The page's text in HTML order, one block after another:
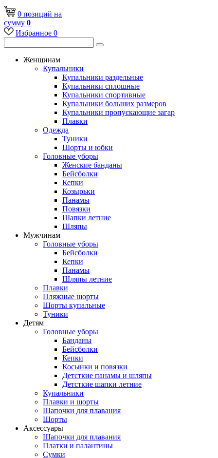
0 позиций на
сумму 0
Избранное 0
Женщинам
Купальники
Купальники раздельные
Купальники сплошные
Купальники спортивные
Купальники больших размеров
Купальники пропускающие загар
Плавки
Одежда
Туники
Шорты и юбки
Головные уборы
Женские банданы
Бейсболки
Кепки
Козырьки
Панамы
Повязки
Шапки летние
Шляпы
Мужчинам
Головные уборы
Бейсболки
Кепки
Панамы
Шляпы летние
Плавки
Пляжные шорты
Шорты купальные
Туники
Детям
Головные уборы
Банданы
Бейсболки
Кепки
Косынки и повязки
Детсткие панамы и шляпы
Детсткие шапки летние
Купальники
Плавки и шорты
Шапочки для плавания
Шорты
Аксессуары
Шапочки для плавания
Платки и палантины
Сумки